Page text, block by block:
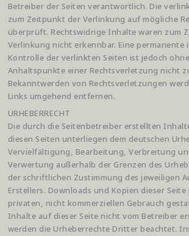
Betreiber der Seiten verantwortlich. Die
zum Zeitpunkt der Verlinkung auf mögliche
überprüft. Rechtswidrige Inhalte waren zum
Verlinkung nicht erkennbar. Eine permanente
Kontrolle der verlinkten Seiten ist jedoch
Anhaltspunkte einer Rechtsverletzung nicht
Bekanntwerden von Rechtsverletzungen
Links umgehend entfernen.
URHEBERRECHT
Die durch die Seitenbetreiber erstellten
diesen Seiten unterliegen dem deutschen
Vervielfältigung, Bearbeitung, Verbreitung
Verwertung außerhalb der Grenzen des
der schriftlichen Zustimmung des jeweiligen
Erstellers. Downloads und Kopien dieser
privaten, nicht kommerziellen Gebrauch
Inhalte auf dieser Seite nicht vom Betreiber
werden die Urheberrechte Dritter beachtet.